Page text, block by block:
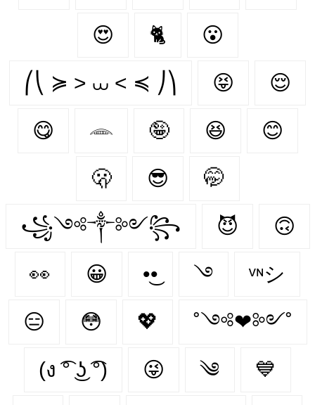
😍 🐈‍ 😮
⎛⎝ ≽ > ⩊ < ≼ ⎠⎞ 😝 😌
😋 𓂎 🤪 😆 😊
🫢 😎 🤭
꧁༺༒༻꧂ 😈 🙃
👀 😀 •͜• ࿓ ᵛᶰシ
😑 😳 💖 ˚༺❤︎༻˚
(ง ͡° ͜ʖ ͡°) 😜 ༄ 💙